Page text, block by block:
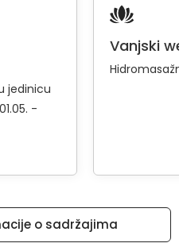
jedinicu
-
Vanjski
o sadržajima